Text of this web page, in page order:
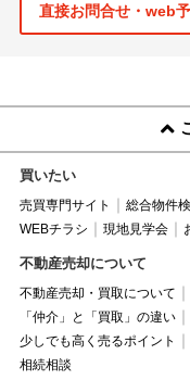
直接お問合せ・web
買いたい
売買専門サイト 総合物件
WEBチラシ
現地見学会
不動産売却について
不動産売却・買取について
「仲介」と「買取」の違い
少しでも高く売るポイント
相続相談